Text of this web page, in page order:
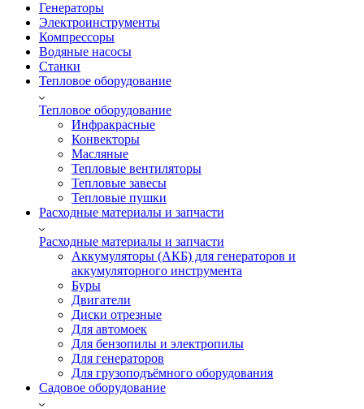
Генераторы
Электроинструменты
Компрессоры
Водяные насосы
Станки
Тепловое оборудование
Тепловое оборудование
Инфракрасные
Конвекторы
Масляные
Тепловые вентиляторы
Тепловые завесы
Тепловые пушки
Расходные материалы и запчасти
Расходные материалы и запчасти
Аккумуляторы (АКБ) для генераторов и
аккумуляторного инструмента
Буры
Двигатели
Диски отрезные
Для автомоек
Для бензопилы и электропилы
Для генераторов
Для грузоподъёмного оборудования
Садовое оборудование